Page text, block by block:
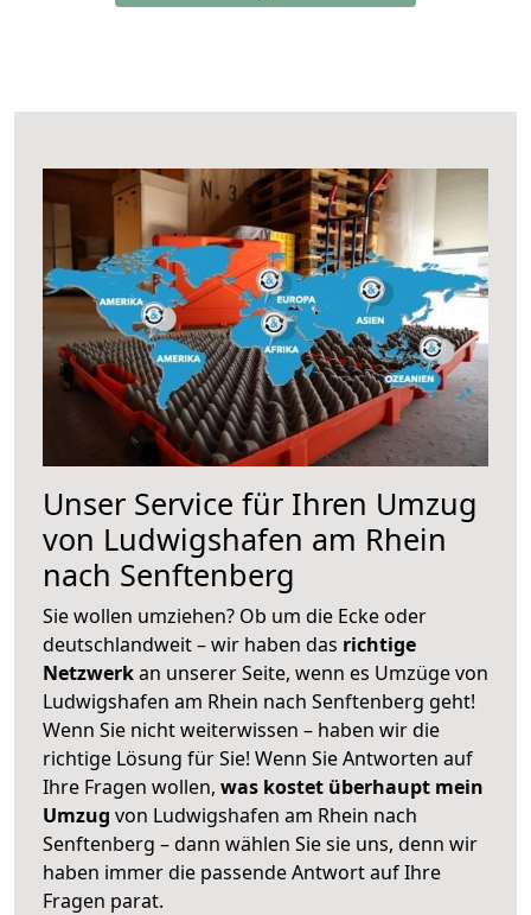
Unser Service für Ihren Umzug
von Ludwigshafen am Rhein
nach Senftenberg
Sie wollen umziehen? Ob um die Ecke oder
deutschlandweit – wir haben das richtige
Netzwerkan unserer Seite, wenn es Umzüge von
Ludwigshafen am Rhein nach Senftenberg geht!
Wenn Sie nicht weiterwissen – haben wir die
richtige Lösung für Sie! Wenn Sie Antworten auf
Ihre Fragen wollen, was kostet überhaupt mein
Umzug von Ludwigshafen am Rhein nach
Senftenberg – dann wählen Sie sie uns, denn wir
haben immer die passende Antwort auf Ihre
Fragen parat.